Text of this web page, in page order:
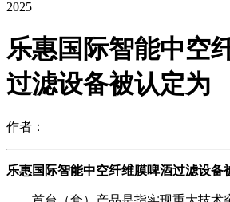
2025
乐惠国际智能中空
过滤设备被认定为
作者：
乐惠国际智能中空纤维膜啤酒过滤设备